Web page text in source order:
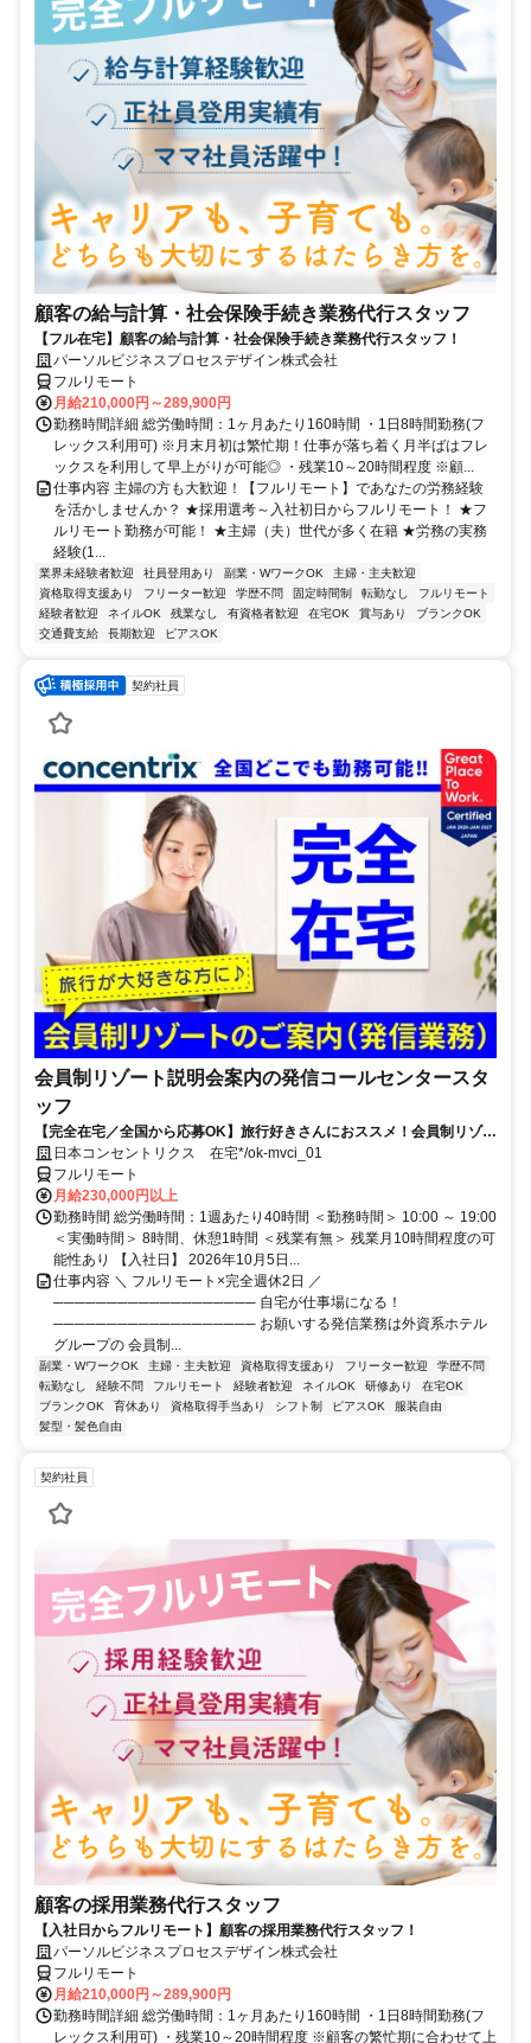
顧客の給与計算・社会保険手続き業務代行スタッフ
【フル在宅】顧客の給与計算・社会保険手続き業務代行スタッフ！
パーソルビジネスプロセスデザイン株式会社
フルリモート
月給210,000円～289,900円
勤務時間詳細 総労働時間：1ヶ月あたり160時間 ・1日8時間勤務(フ
レックス利用可) ※月末月初は繁忙期！仕事が落ち着く月半ばはフレ
ックスを利用して早上がりが可能◎ ・残業10～20時間程度 ※顧...
仕事内容 主婦の方も大歓迎！【フルリモート】であなたの労務経験
を活かしませんか？ ★採用選考～入社初日からフルリモート！ ★フ
ルリモート勤務が可能！ ★主婦（夫）世代が多く在籍 ★労務の実務
経験(1...
業界未経験者歓迎 社員登用あり 副業・WワークOK
主婦・主夫歓迎
資格取得支援あり
フリーター歓迎 学歴不問 固定時間制 転勤なし
フルリモート
経験者歓迎
ネイルOK 残業なし 有資格者歓迎 在宅OK 賞与あり
ブランクOK
交通費支給
長期歓迎 ピアスOK
契約社員
会員制リゾート説明会案内の発信コールセンタースタ
ッフ
【完全在宅／全国から応募OK】旅行好きさんにおススメ！会員制リゾー
トのご案内×テレワーク・リモートワーク◎月収34万円以上も可能！
日本コンセントリクス 在宅*/ok-mvci_01
フルリモート
月給230,000円以上
勤務時間 総労働時間：1週あたり40時間 ＜勤務時間＞ 10:00 ～ 19:00
＜実働時間＞ 8時間、休憩1時間 ＜残業有無＞ 残業月10時間程度の可
能性あり 【入社日】 2026年10月5日...
仕事内容 ＼ フルリモート×完全週休2日 ／
─────────────────── 自宅が仕事場になる！
─────────────────── お願いする発信業務は外資系ホテル
グループの 会員制...
副業・WワークOK 主婦・主夫歓迎 資格取得支援あり フリーター歓迎
学歴不問
転勤なし
経験不問 フルリモート 経験者歓迎 ネイルOK 研修あり
在宅OK
ブランクOK
育休あり 資格取得手当あり シフト制 ピアスOK
服装自由
髪型・髪色自由
契約社員
顧客の採用業務代行スタッフ
【入社日からフルリモート】顧客の採用業務代行スタッフ！
パーソルビジネスプロセスデザイン株式会社
フルリモート
月給210,000円～289,900円
勤務時間詳細 総労働時間：1ヶ月あたり160時間 ・1日8時間勤務(フ
レックス利用可) ・残業10～20時間程度 ※顧客の繁忙期に合わせて上